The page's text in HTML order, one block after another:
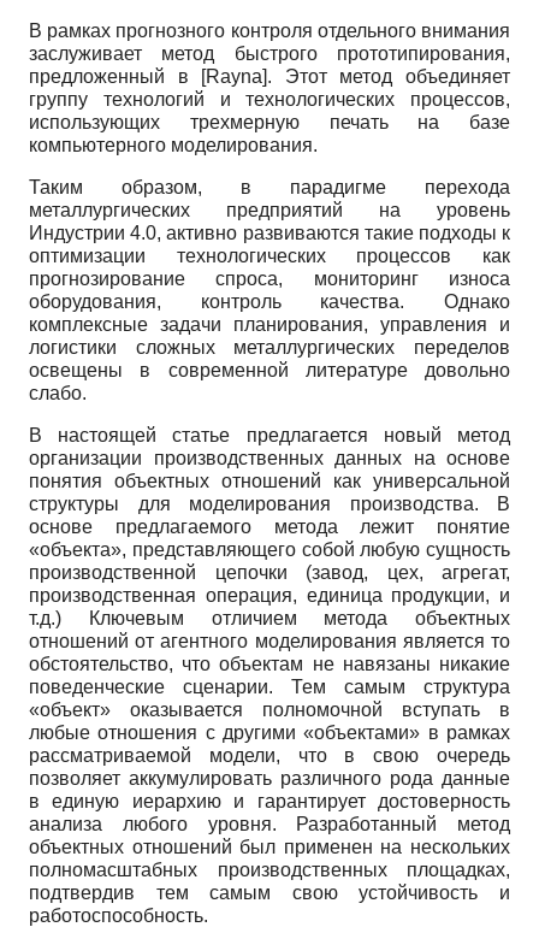
В рамках прогнозного контроля отдельного внимания
заслуживает метод быстрого прототипирования,
предложенный в
[Rayna]. Этот метод объединяет
группу технологий и технологических процессов,
использующих трехмерную печать на базе
компьютерного моделирования.
Таким образом, в парадигме перехода
металлургических предприятий на уровень
Индустрии 4.0, активно развиваются такие подходы к
оптимизации технологических процессов как
прогнозирование спроса, мониторинг износа
оборудования, контроль качества. Однако
комплексные задачи планирования, управления и
логистики сложных металлургических переделов
освещены в современной литературе довольно
слабо.
В настоящей статье предлагается новый метод
организации производственных данных на основе
понятия объектных отношений как универсальной
структуры для моделирования производства. В
основе предлагаемого метода лежит понятие
«объекта», представляющего собой любую сущность
производственной цепочки (завод, цех, агрегат,
производственная операция, единица продукции, и
т.д.) Ключевым отличием метода объектных
отношений от агентного моделирования является то
обстоятельство, что объектам не навязаны никакие
поведенческие сценарии. Тем самым структура
«объект» оказывается полномочной вступать в
любые отношения с другими «объектами» в рамках
рассматриваемой модели, что в свою очередь
позволяет аккумулировать различного рода данные
в единую иерархию и гарантирует достоверность
анализа любого уровня. Разработанный метод
объектных отношений был применен на нескольких
полномасштабных производственных площадках,
подтвердив тем самым свою устойчивость и
работоспособность.